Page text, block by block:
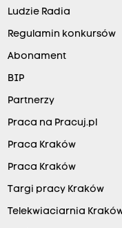
Ludzie Radia
Regulamin konkursów
Abonament
BIP
Partnerzy
Praca na Pracuj.pl
Praca Kraków
Praca Kraków
Targi pracy Kraków
Telekwiaciarnia